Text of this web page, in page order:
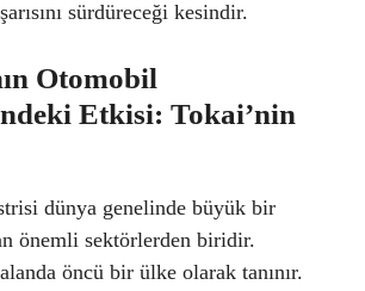
sürdüreceği kesindir.
Otomobil
Etkisi: Tokai’nin
dünya genelinde büyük bir
önemli sektörlerden biridir.
öncü bir ülke olarak tanınır.